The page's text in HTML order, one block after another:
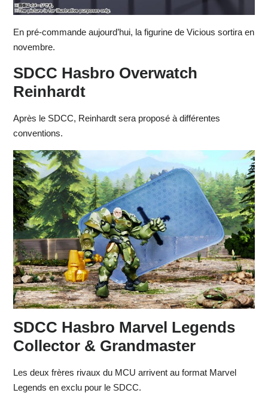
En pré-commande aujourd’hui, la figurine de Vicious sortira en
novembre.
SDCC Hasbro Overwatch
Reinhardt
Après le SDCC, Reinhardt sera proposé à différentes
conventions.
SDCC Hasbro Marvel Legends
Collector & Grandmaster
Les deux frères rivaux du MCU arrivent au format Marvel
Legends en exclu pour le SDCC.